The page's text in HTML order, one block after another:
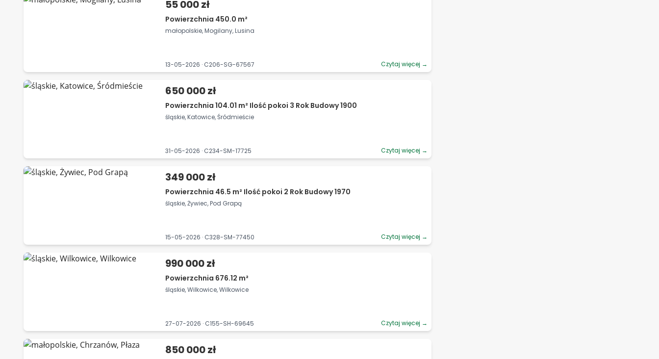
55 000 zł
Powierzchnia 450.0 m²
małopolskie, Mogilany, Lusina
13-05-2026 · C206-SG-67567 Czytaj więcej →
650 000 zł
Powierzchnia 104.01 m² Ilość pokoi 3 Rok Budowy 1900
śląskie, Katowice, Śródmieście
31-05-2026 · C234-SM-17725 Czytaj więcej →
349 000 zł
Powierzchnia 46.5 m² Ilość pokoi 2 Rok Budowy 1970
śląskie, Żywiec, Pod Grapą
15-05-2026 · C328-SM-77450 Czytaj więcej →
990 000 zł
Powierzchnia 676.12 m²
śląskie, Wilkowice, Wilkowice
27-07-2026 · C155-SH-69645 Czytaj więcej →
850 000 zł